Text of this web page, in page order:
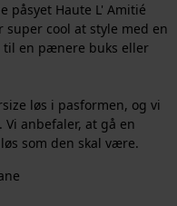
påsyet Haute L' Amitié
super cool at style med en
en pænere buks eller
løs i pasformen, og vi
anbefaler, at gå en
som den skal være.